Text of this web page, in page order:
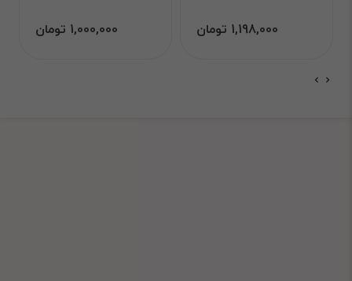
1,198,000 تومان 1,000,000 تومان